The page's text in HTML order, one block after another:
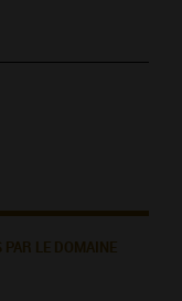
PAR LE DOMAINE